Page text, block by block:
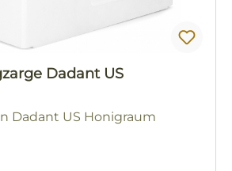
Dadant US
Dadant US Honigraum